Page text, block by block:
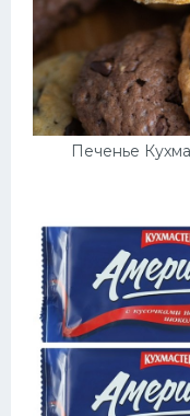
Печенье